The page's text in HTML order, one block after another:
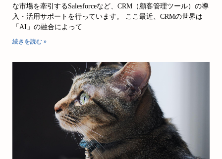
な市場を牽引するSalesforceなど、CRM（顧客管理ツール）の導
入・活用サポートを行っています。 ここ最近、CRMの世界は
「AI」の融合によって
続きを読む »